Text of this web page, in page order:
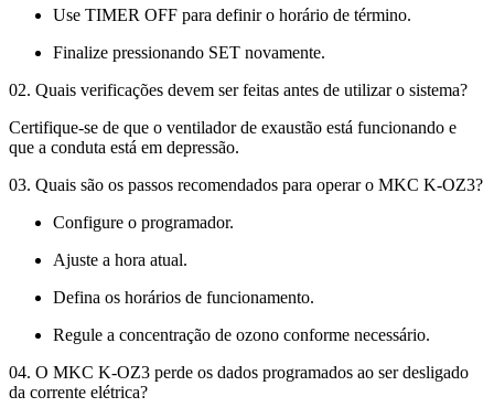
Use TIMER OFF para definir o horário de término.
Finalize pressionando SET novamente.
02. Quais verificações devem ser feitas antes de utilizar o sistema?
Certifique-se de que o ventilador de exaustão está funcionando e
que a conduta está em depressão.
03. Quais são os passos recomendados para operar o MKC K-OZ3?
Configure o programador.
Ajuste a hora atual.
Defina os horários de funcionamento.
Regule a concentração de ozono conforme necessário.
04. O MKC K-OZ3 perde os dados programados ao ser desligado
da corrente elétrica?